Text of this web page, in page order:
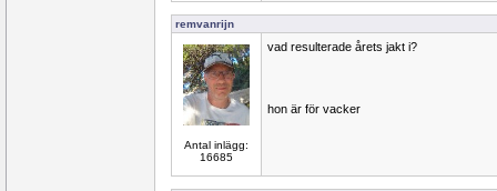
remvanrijn
Antal inlägg:
16685
vad resulterade årets jakt i?
hon är för vacker